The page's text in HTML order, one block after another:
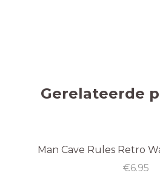
Gerelateerde
Man Cave Rules Retro
€6.95